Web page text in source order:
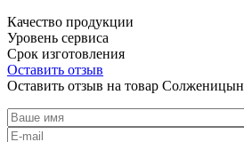
Качество продукции
Уровень сервиса
Срок изготовления
Оставить отзыв
Оставить отзыв на товар Солженицын